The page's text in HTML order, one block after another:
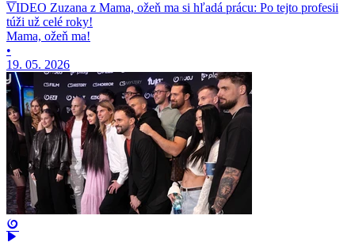
VIDEO Zuzana z Mama, ožeň ma si hľadá prácu: Po tejto profesii
túži už celé roky!
Mama, ožeň ma!
•
19. 05. 2026